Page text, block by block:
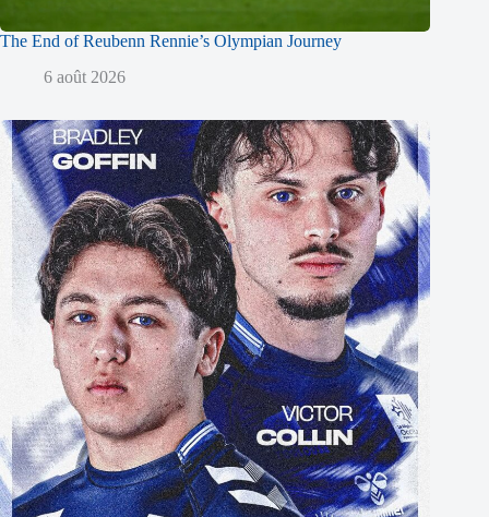
The End of Reubenn Rennie’s Olympian Journey
6 août 2026